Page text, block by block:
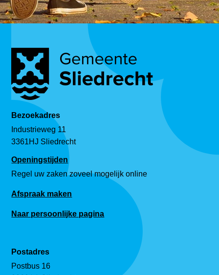
Bezoekadres
Industrieweg 11
3361HJ Sliedrecht
Openingstijden
Regel uw zaken zoveel mogelijk online
Afspraak maken
Naar persoonlijke pagina
Postadres
Postbus 16